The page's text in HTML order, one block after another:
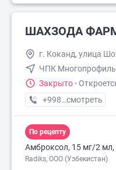
ШАХЗОДА ФАРМ
г. Коканд, улица
ЧПК
Закрыто ·
+998 (91) XXX-XX-XX
смотреть
По рецепту
Амброксол, 15 мг/2
Radiks, ООО (Узбекистан)